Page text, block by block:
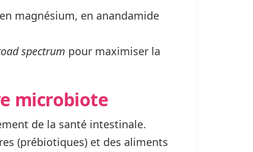
magnésium, en anandamide
spectrum pour maximiser la
microbiote
de la santé intestinale.
(prébiotiques) et des aliments